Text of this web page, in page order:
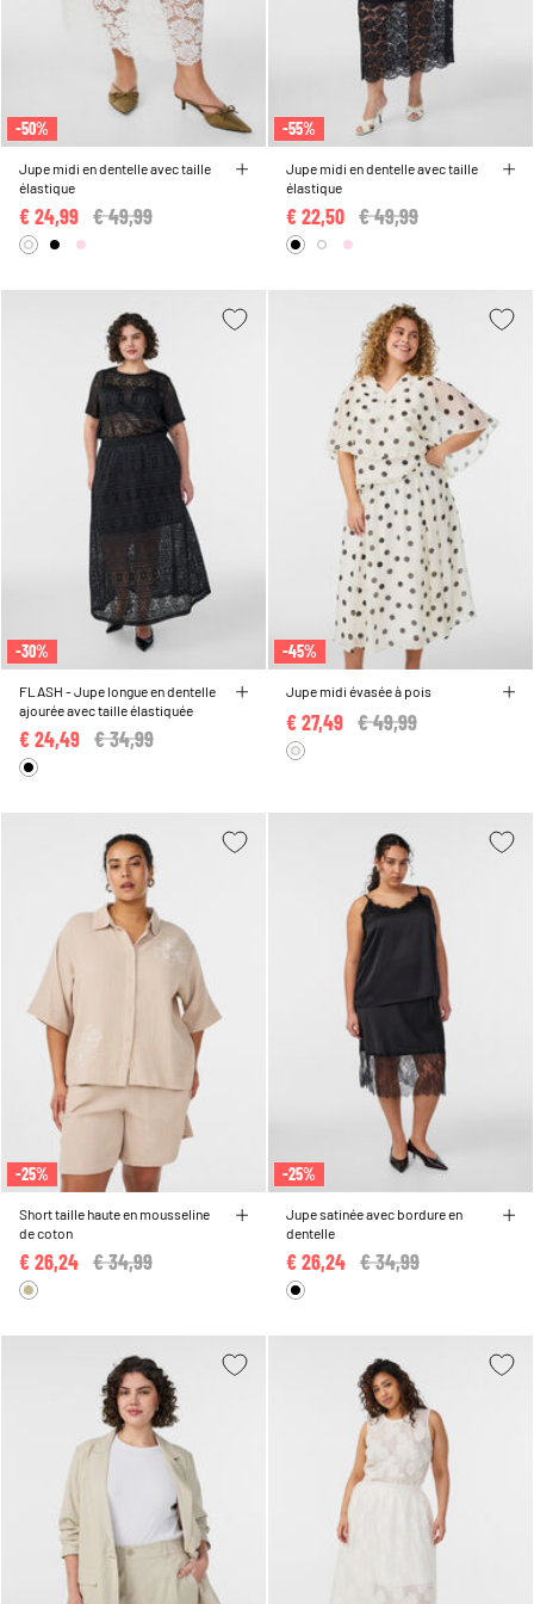
-50%
Jupe midi en dentelle avec taille
élastique
Price reduced from
€ 49,99
€ 24,99
-55%
Jupe midi en dentelle avec taille
élastique
Price reduced from
€ 49,99
€ 22,50
-30%
FLASH - Jupe longue en dentelle
ajourée avec taille élastiquée
Price reduced from
€ 34,99
€ 24,49
-45%
Jupe midi évasée à pois
Price reduced from
€ 49,99
€ 27,49
-25%
Short taille haute en mousseline
de coton
Price reduced from
€ 34,99
€ 26,24
-25%
Jupe satinée avec bordure en
dentelle
Price reduced from
€ 34,99
€ 26,24